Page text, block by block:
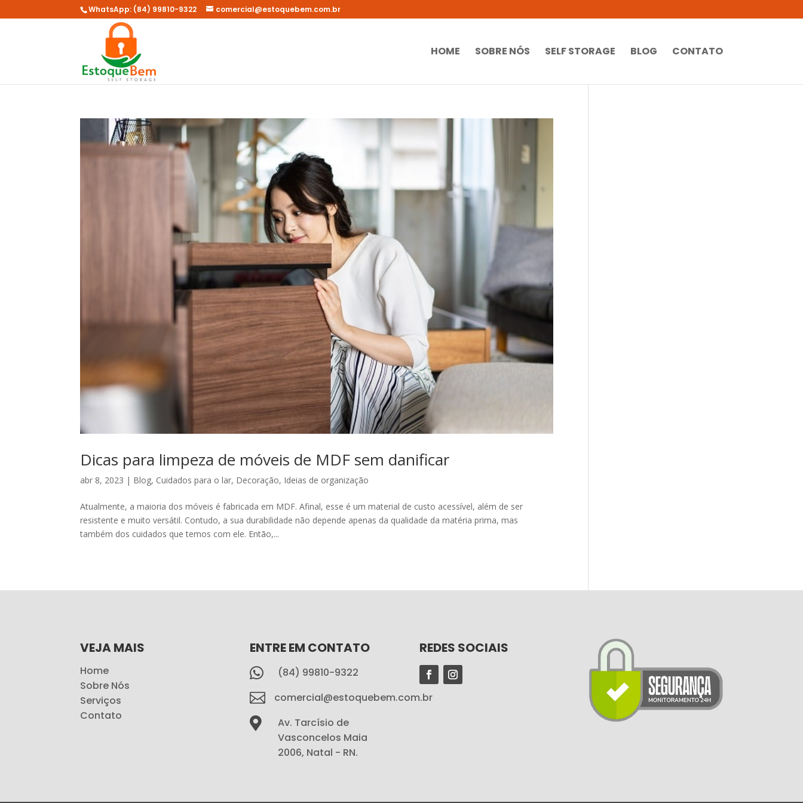
WhatsApp: (84) 99810-9322 comercial@estoquebem.com.br
HOME SOBRE NÓS SELF STORAGE BLOG CONTATO
Dicas para limpeza de móveis de MDF sem danificar
abr 8, 2023 | Blog, Cuidados para o lar, Decoração, Ideias de organização
Atualmente, a maioria dos móveis é fabricada em MDF. Afinal, esse é um material de custo acessível, além de ser
resistente e muito versátil. Contudo, a sua durabilidade não depende apenas da qualidade da matéria prima, mas
também dos cuidados que temos com ele. Então,...
VEJA MAIS
Home
Sobre Nós
Serviços
Contato
ENTRE EM CONTATO
 (84) 99810-9322
 comercial@estoquebem.com.br

Av. Tarcísio de
Vasconcelos Maia
2006, Natal - RN.
REDES SOCIAIS